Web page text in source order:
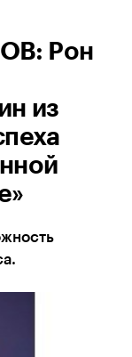
Рон
из